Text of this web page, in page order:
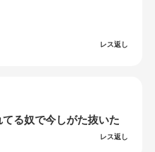
レス返し
る奴で今しがた抜いた
レス返し